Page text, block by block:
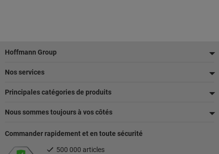
Pied
de
page
Hoffmann Group
Nos services
Principales catégories de produits
Nous sommes toujours à vos côtés
Commander rapidement et en toute sécurité
500 000 articles